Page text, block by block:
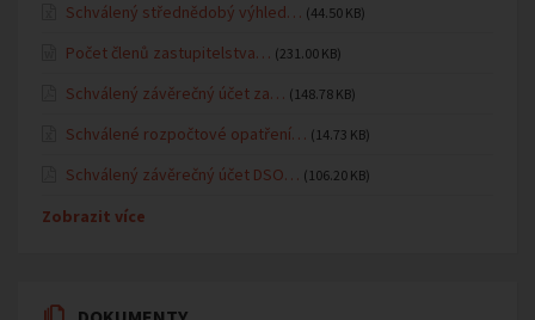
Schválený střednědobý výhled… (44.50 KB)
Počet členů zastupitelstva… (231.00 KB)
Schválený závěrečný účet za… (148.78 KB)
Schválené rozpočtové opatření… (14.73 KB)
Schválený závěrečný účet DSO… (106.20 KB)
Zobrazit více